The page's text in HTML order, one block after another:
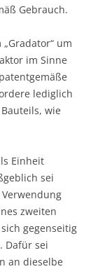
Gebrauch.
um
im Sinne
lediglich
wie
Einheit
sei
zweiten
gegenseitig
Dafür sei
an dieselbe